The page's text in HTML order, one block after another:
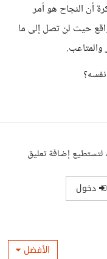
أن النجاح هو أمر
حيث لن تصل إلى ما
إضافة تعليق
دخول
الأفضل